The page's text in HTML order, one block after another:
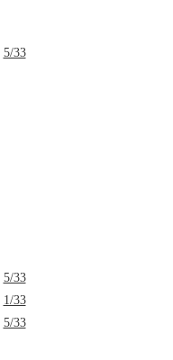
5/33
5/33
1/33
5/33